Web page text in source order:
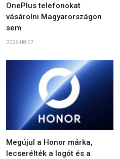
OnePlus telefonokat
vásárolni Magyarországon
sem
2026-08-07
Megújul a Honor márka,
lecserélték a logót és a